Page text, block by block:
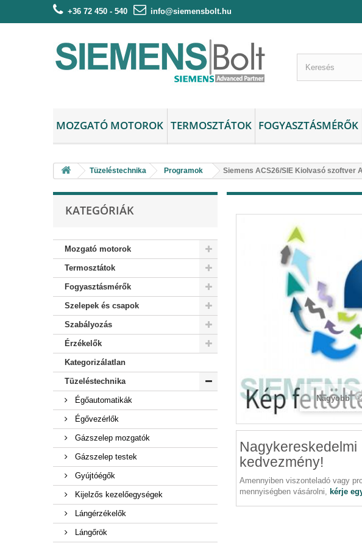
+36 72 450 - 540 info@siemensbolt.hu
MOZGATÓ MOTOROK TERMOSZTÁTOK FOGYASZTÁSMÉRŐK
Tüzeléstechnika Programok Siemens ACS26/SIE Kiolvasó szoftver
KATEGÓRIÁK
Mozgató motorok
Termosztátok
Fogyasztásmérők
Szelepek és csapok
Szabályozás
Érzékelők
Kategorizálatlan
Tüzeléstechnika
Égőautomatikák
Égővezérlők
Gázszelep mozgatók
Gázszelep testek
Gyújtóégők
Kijelzős kezelőegységek
Lángérzékelők
Lángőrök
Nagyobb
Nagykereskedelmi
kedvezmény!
Amennyiben viszonteladó vagy
mennyiségben vásárolni, kérje